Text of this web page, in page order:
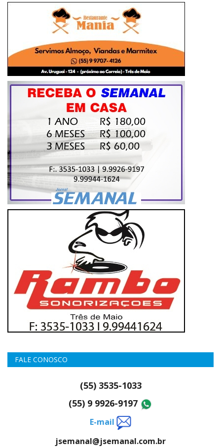
FALE CONOSCO
(55) 3535-1033
(55) 9 9926-9197
E-mail
jsemanal@jsemanal.com.br